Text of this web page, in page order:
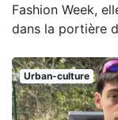
Fashion Week,
dans la portière
Urban-culture